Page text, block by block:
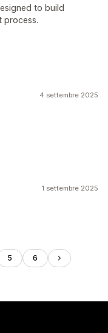
to build
process.
4 settembre 2025
1 settembre 2025
5 6